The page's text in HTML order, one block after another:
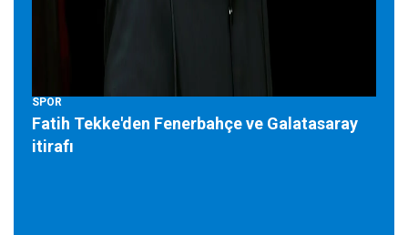
SPOR
Fatih Tekke'den Fenerbahçe ve Galatasaray
itirafı